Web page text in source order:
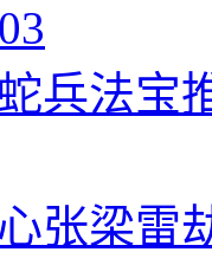
兵法宝
张梁雷